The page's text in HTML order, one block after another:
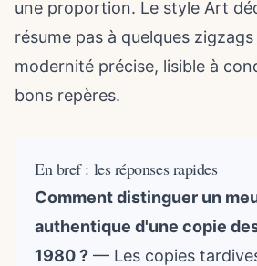
une proportion. Le style Art
résume pas à quelques
modernité précise, lisible à
bons repères.
En bref : les réponses rapides
Comment distinguer un
authentique d'une copie
1980 ? — Les copies